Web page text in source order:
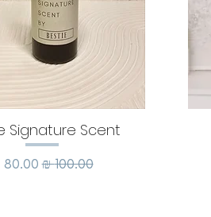
Signature Scent
מחיר רגיל‏100.00 ‏₪ מחיר